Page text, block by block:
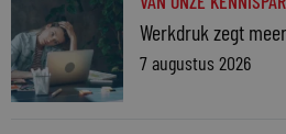
Werkdruk zegt
7 augustus 2026